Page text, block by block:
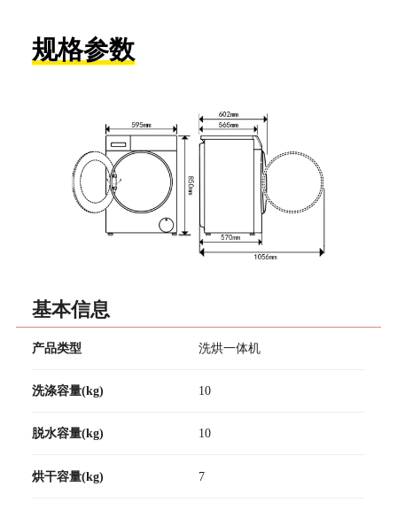
规格参数
基本信息
产品类型 洗烘一体机
洗涤容量(kg) 10
脱水容量(kg) 10
烘干容量(kg) 7